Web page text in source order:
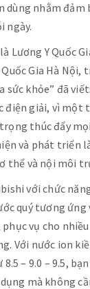
dùng nhằm đảm
ngày.
Lương Y Quốc
Gia Hà Nội,
sức khỏe” đã
điện giải, vì một
thúc đẩy
và phát triển
thể và nội môi
với chức
quý tương ứng
vụ cho
Với nước ion
– 9.0 – 9.5,
mà không